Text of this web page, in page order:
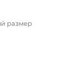
размер